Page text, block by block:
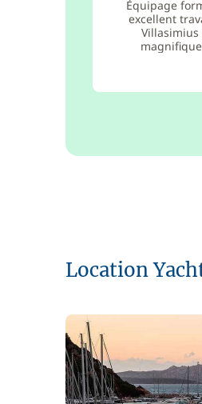
Équipage
excellent
Villasimius
Location